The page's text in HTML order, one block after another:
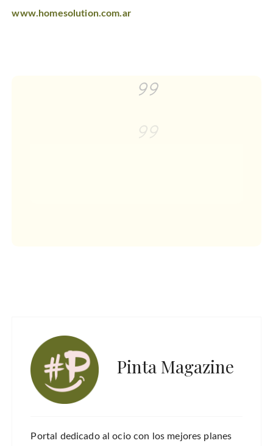
www.homesolution.com.ar
Pinta Magazine
Portal dedicado al ocio con los mejores planes